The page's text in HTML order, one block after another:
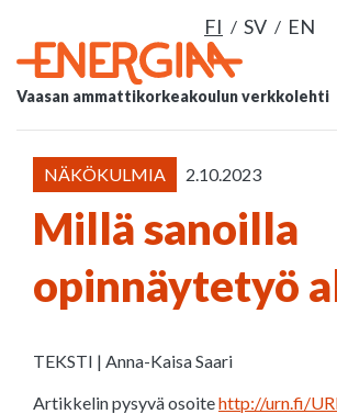
FI SV EN
Vaasan ammattikorkeakoulun verkkolehti
NÄKÖKULMIA 2.10.2023
Millä sanoilla
opinnäytetyö
TEKSTI | Anna-Kaisa Saari
Artikkelin pysyvä osoitehttp://urn.fi/